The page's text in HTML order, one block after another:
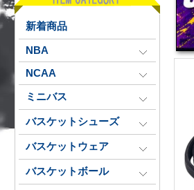
新着商品
NBA
NCAA
ミニバス
バスケットシューズ
バスケットウェア
バスケットボール